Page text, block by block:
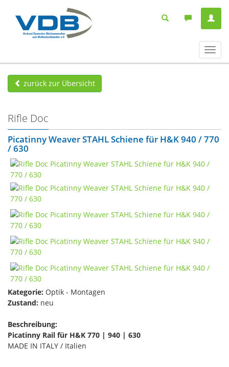
ein-/
zurück zur Übersicht
Rifle Doc
Picatinny Weaver STAHL Schiene für H&K 940 / 770
/ 630
Kategorie: Optik - Montagen
Zustand: neu
Beschreibung:
Picatinny Rail für H&K 770 | 940 | 630
MADE IN ITALY / Italien